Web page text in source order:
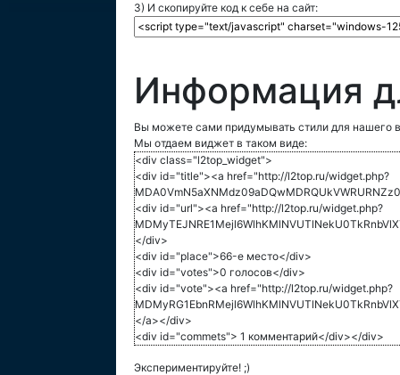
3) И скопируйте код к себе на сайт:
Информация
Вы можете сами придумывать стили для нашего
Мы отдаем виджет в таком виде:
<div class="l2top_widget">
<div id="title"><a href="http://l2top.ru/widget.php?
<div id="url"><a href="http://l2top.ru/widget.php?
</div>
<div id="place">66-е место</div>
<div id="votes">0 голосов</div>
<div id="vote"><a href="http://l2top.ru/widget.php?
</a></div>
<div id="commets"> 1 комментарий</div></div>
Экспериментируйте! ;)